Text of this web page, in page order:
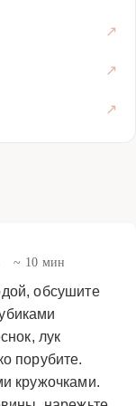
~ 10 мин
обсушите
лук
порубите.
кружочками.